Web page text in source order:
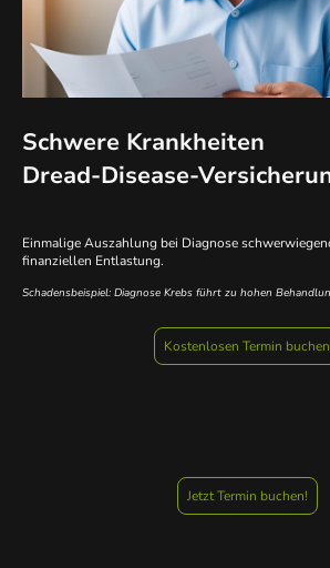
Schwere Krankheiten
Dread-Disease-
Einmalige Auszahlung bei Diagnose
finanziellen Entlastung.
Schadensbeispiel: Diagnose Krebs führt zu hohen
Kostenlosen Termin
Jetzt Termin buchen!